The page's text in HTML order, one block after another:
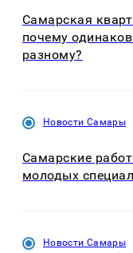
Самарская
почему
разному?
Новости Самары
Самарские
молодых
Новости Самары